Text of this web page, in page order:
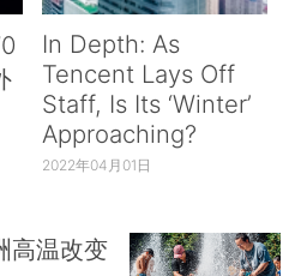
In Depth: As
Tencent Lays Off
Staff, Is Its ‘Winter’
Approaching?
2022年04月01日
高温改变